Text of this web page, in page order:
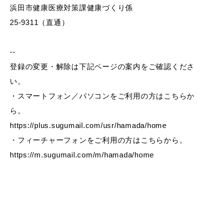
妊娠・出産
浜田市健康医療対策課健康づくり係
25-9311（直通）
--
登録の変更・解除は下記ページの案内をご確認くださ
い。
・スマートフォン／パソコンをご利用の方はこちらか
ら。
https://plus.sugumail.com/usr/hamada/home
・フィーチャーフォンをご利用の方はこちらから。
https://m.sugumail.com/m/hamada/home